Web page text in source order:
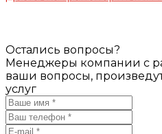
Остались вопросы?
Менеджеры компании с
ваши вопросы,
услуг